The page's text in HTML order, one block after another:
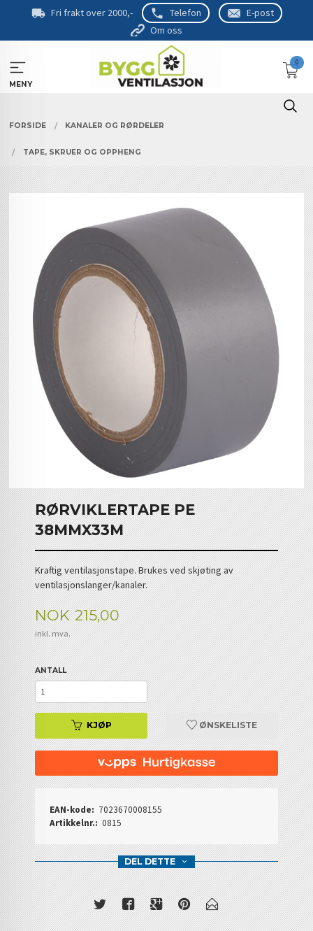
Fri frakt over 2000,- Telefon
E-post
Om oss
MENY
0
FORSIDE KANALER OG RØRDELER
TAPE, SKRUER OG OPPHENG
RØRVIKLERTAPE PE
38MMX33M
Kraftig ventilasjonstape. Brukes ved skjøting av
ventilasjonslanger/kanaler.
Pris
NOK 215,00
inkl. mva.
ANTALL
KJØP ØNSKELISTE
EAN-kode: 7023670008155
Artikkelnr.: 0815
DEL DETTE